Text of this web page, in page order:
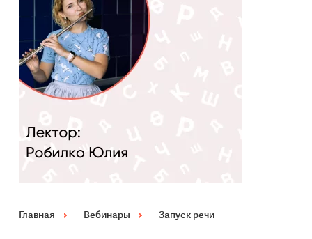
Главная Вебинары Запуск речи